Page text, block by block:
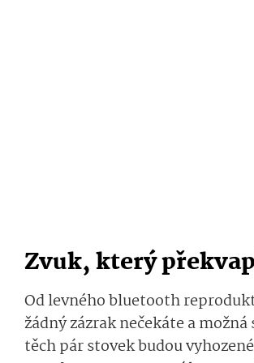
Zvuk, který
Od levného bluetooth
žádný zázrak nečekáte a
těch pár stovek budou